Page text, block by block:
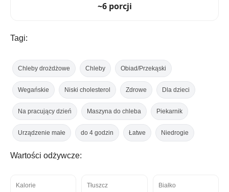
~6 porcji
Tagi:
Chleby drożdżowe Chleby Obiad/Przekąski
Wegańskie Niski cholesterol Zdrowe Dla dzieci
Na pracujący dzień Maszyna do chleba Piekarnik
Urządzenie małe do 4 godzin Łatwe Niedrogie
Wartości odżywcze:
Kalorie Tłuszcz Białko